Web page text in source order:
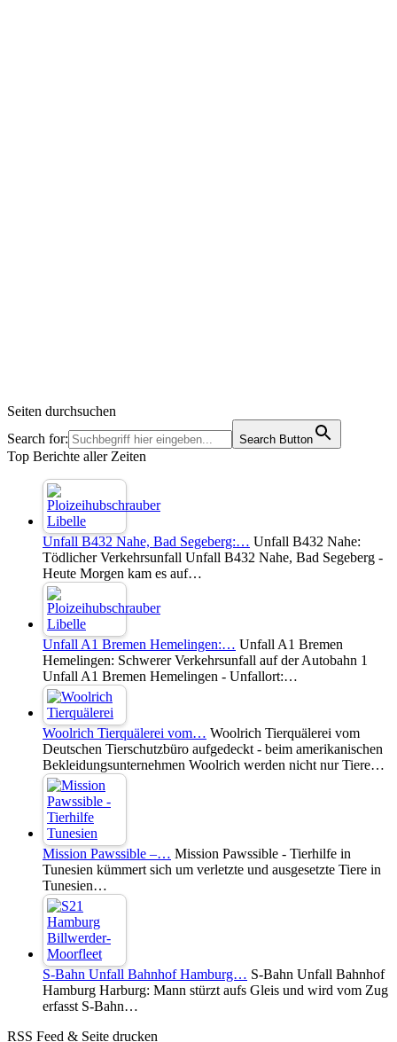
Seiten durchsuchen
Search for:
Search Button
Top Berichte aller Zeiten
Unfall B432 Nahe, Bad Segeberg:… Unfall B432 Nahe:
Tödlicher Verkehrsunfall Unfall B432 Nahe, Bad Segeberg -
Heute Morgen kam es auf…
Unfall A1 Bremen Hemelingen:… Unfall A1 Bremen
Hemelingen: Schwerer Verkehrsunfall auf der Autobahn 1
Unfall A1 Bremen Hemelingen - Unfallort:…
Woolrich Tierquälerei vom… Woolrich Tierquälerei vom
Deutschen Tierschutzbüro aufgedeckt - beim amerikanischen
Bekleidungsunternehmen Woolrich werden nicht nur Tiere…
Mission Pawssible –… Mission Pawssible - Tierhilfe in
Tunesien kümmert sich um verletzte und ausgesetzte Tiere in
Tunesien…
S-Bahn Unfall Bahnhof Hamburg… S-Bahn Unfall Bahnhof
Hamburg Harburg: Mann stürzt aufs Gleis und wird vom Zug
erfasst S-Bahn…
RSS Feed & Seite drucken